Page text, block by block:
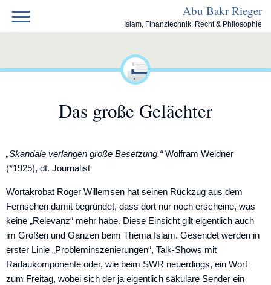
content
Abu Bakr Rieger
Islam, Finanztechnik, Recht & Philosophie
Das große Gelächter
„Skandale verlangen große Besetzung.“Wolfram Weidner
(*1925), dt. Journalist
Wortakrobat Roger Willemsen hat seinen Rückzug aus dem
Fernsehen damit begründet, dass dort nur noch erscheine, was
keine „Relevanz“ mehr habe. Diese Einsicht gilt eigentlich auch
im Großen und Ganzen beim Thema Islam. Gesendet werden in
erster Linie „Probleminszenierungen“, Talk-Shows mit
Radaukomponente oder, wie beim SWR neuerdings, ein Wort
zum Freitag, wobei sich der ja eigentlich säkulare Sender ein